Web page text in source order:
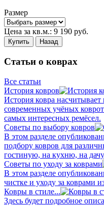
Размер
Цена за кв.м.: 9 190 руб.
Купить Назад
Статьи о коврах
Все статьи
История ковров
История ковра
современных учёных
самых интересных ремёсел.
Советы по выбору ковров
В этом разделе
подбору ковров для
гостиную, на кухню, на
Советы по уходу за коврами
В этом разделе
чистке и уходу за коврами
Ковры в стиле...
Здесь будет подробное